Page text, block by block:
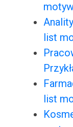
list
list